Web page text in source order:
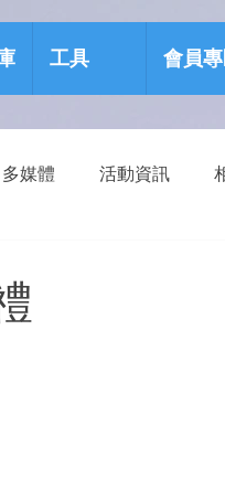
工具 會員
多媒體 活動資訊